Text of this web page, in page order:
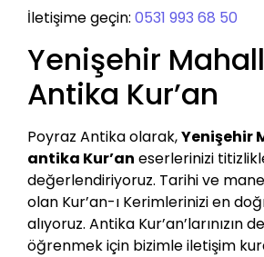
İletişime geçin: 0531 993 68 50
Yenişehir
Antika Kur’an
Poyraz Antika olarak,Yenişehir
antika Kur’an eserlerinizi
değerlendiriyoruz. Tarihi ve
olan Kur’an-ı Kerimlerinizi en
alıyoruz. Antika Kur’an’larınızın
öğrenmek için bizimle iletişim